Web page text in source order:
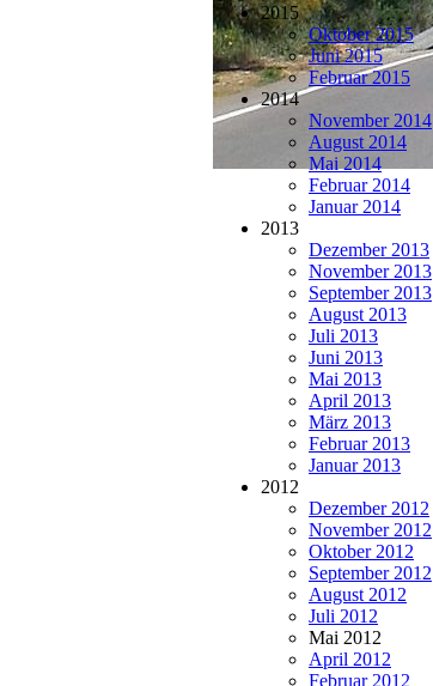
2015
Oktober 2015
Juni 2015
Februar 2015
2014
November 2014
August 2014
Mai 2014
Februar 2014
Januar 2014
2013
Dezember 2013
November 2013
September 2013
August 2013
Juli 2013
Juni 2013
Mai 2013
April 2013
März 2013
Februar 2013
Januar 2013
2012
Dezember 2012
November 2012
Oktober 2012
September 2012
August 2012
Juli 2012
Mai 2012
April 2012
Februar 2012